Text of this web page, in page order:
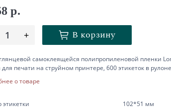
р.
1 + В корзину
самоклеящейся полипропиленовой пленки
печати на струйном принтере, 600 этикеток в
о товаре
этикетки
102*51 мм